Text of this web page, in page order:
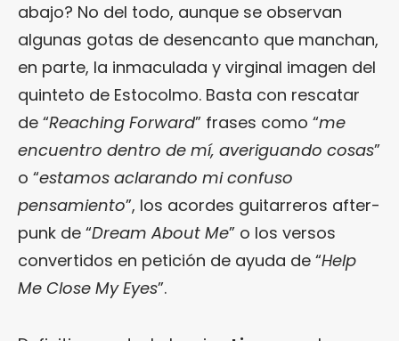
abajo? No del todo, aunque se observan
algunas gotas de desencanto que manchan,
en parte, la inmaculada y virginal imagen del
quinteto de Estocolmo. Basta con rescatar
de “Reaching Forward” frases como “me
encuentro dentro de mí, averiguando cosas”
o “estamos aclarando mi confuso
pensamiento”, los acordes guitarreros after-
punk de “Dream About Me” o los versos
convertidos en petición de ayuda de “Help
Me Close My Eyes”.